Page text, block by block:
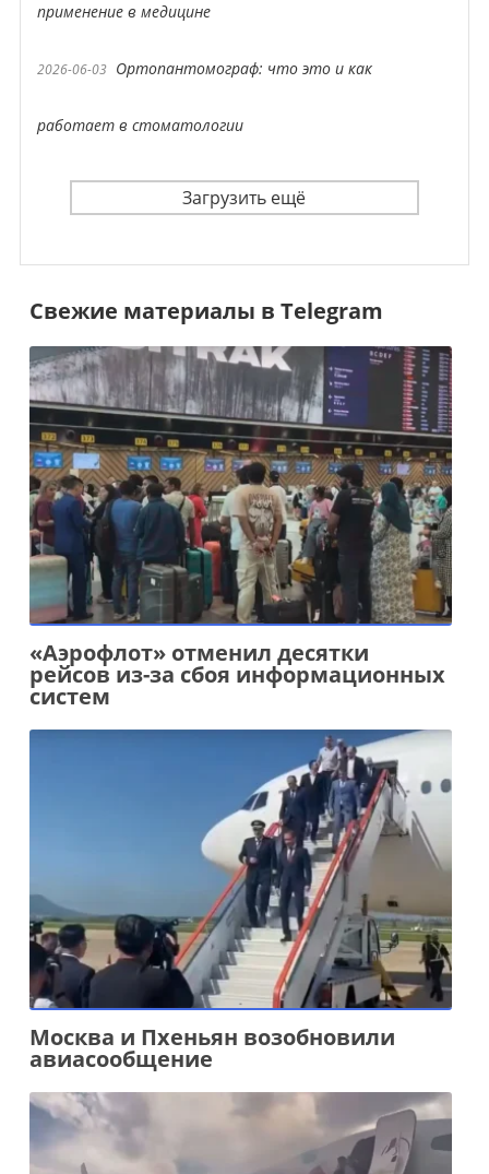
применение в медицине
2026-06-03 Ортопантомограф: что это и как
работает в стоматологии
Загрузить ещё
Свежие материалы в Telegram
«Аэрофлот» отменил десятки
рейсов из-за сбоя информационных
систем
Москва и Пхеньян возобновили
авиасообщение